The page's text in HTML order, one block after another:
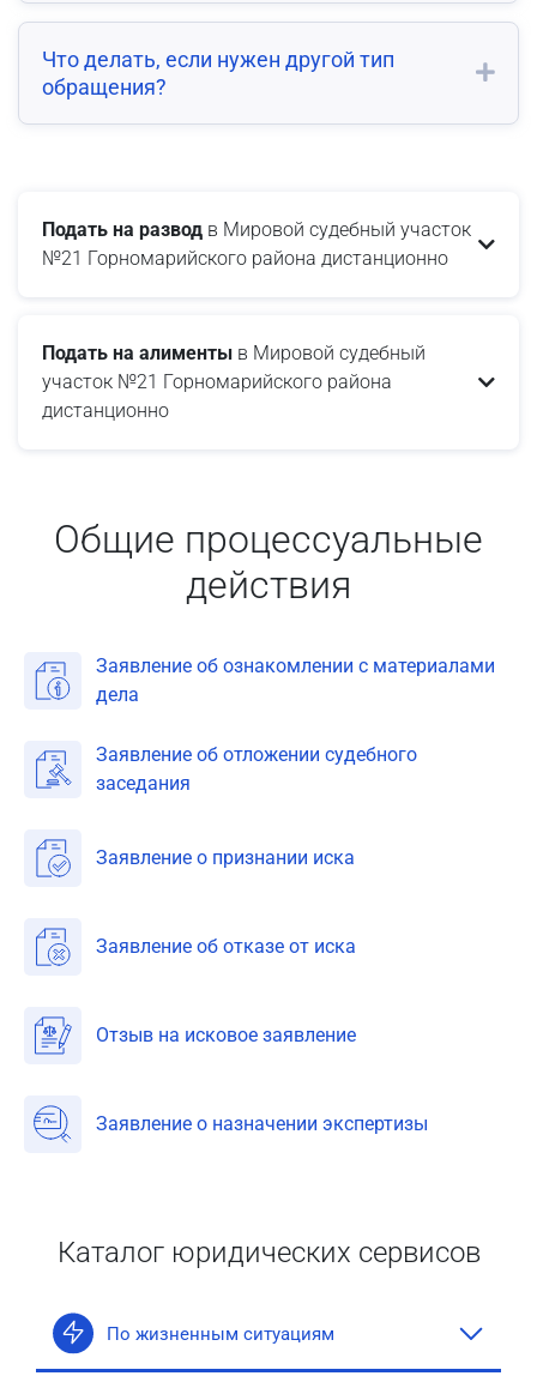
Что делать, если нужен другой тип
обращения?
Подать на развод в Мировой судебный участок
№21 Горномарийского района дистанционно
Подать на алименты в Мировой судебный
участок №21 Горномарийского района
дистанционно
Общие процессуальные
действия
Заявление об ознакомлении с материалами
дела
Заявление об отложении судебного
заседания
Заявление о признании иска
Заявление об отказе от иска
Отзыв на исковое заявление
Заявление о назначении экспертизы
Каталог юридических сервисов
По жизненным ситуациям